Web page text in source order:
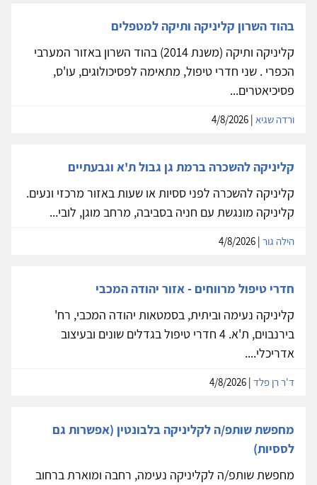
בהוד השרון קליניקה ותיקה למטפלים
קליניקה ותיקה (משנת 2014) בהוד השרון באזור המערבי
הכפרי . שני חדרי טיפול, מתאימה לפסיכולוגים, עו'ס,
פסיכיאטרים...
ורדה שגיא
קליניקה להשכרה ברמת גן גבול ת'א וגבעתיים
קליניקה להשכרה לפני ססיות או שעות באזור מרכזי ונעים.
קליניקה מונגשת עם חניה בסביבה, מרחב מוגן, לובי...
הילה גור
חדרי טיפול מרווחים - אזור יהודה המכבי
קליניקה נעימה וביתית, בסמטאות יהודה המכבי, רח'
בירנבוים, ת'א. 4 חדרי טיפול בגדלים שונים ובעיצוב
אדריכלי....
ד'ר רן פלד
מחפשת שותפ/ה לקליניקה בלבונטין (אפשרות גם
לססיות)
מחפשת שותפ/ה לקליניקה נעימה, רחבה ומוארת ברחוב